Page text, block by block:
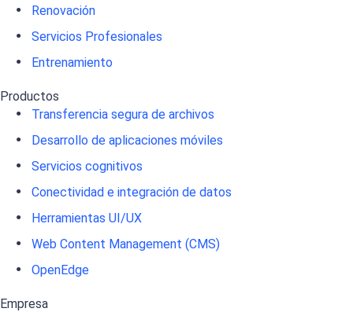
Renovación
Servicios Profesionales
Entrenamiento
Productos
Transferencia segura de archivos
Desarrollo de aplicaciones móviles
Servicios cognitivos
Conectividad e integración de datos
Herramientas UI/UX
Web Content Management (CMS)
OpenEdge
Empresa